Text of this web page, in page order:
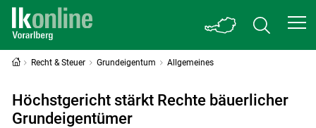
Recht & Steuer Grundeigentum Allgemeines
Höchstgericht stärkt Rechte bäuerlicher
Grundeigentümer